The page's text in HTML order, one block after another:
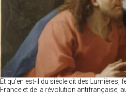
Et qu’en est-il du siècle dit des
France et de la révolution antifrançaise,